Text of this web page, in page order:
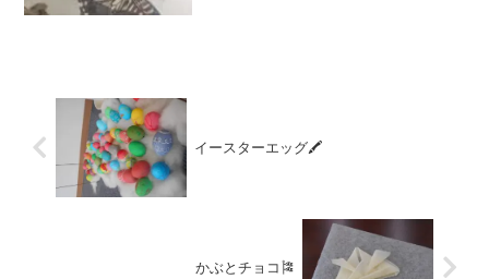
イースターエッグ🖍
かぶとチョコ🎏